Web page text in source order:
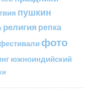
пушкин
религия репка
фото
южноиндийский